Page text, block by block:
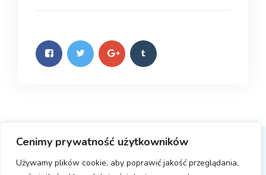
Cenimy prywatność użytkowników
Używamy plików cookie, aby poprawić jakość przeglądania,
Realizacja PLAN DIGITAL| All Rights Reserved.